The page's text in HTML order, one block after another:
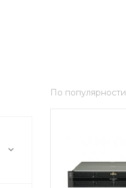
По популярности